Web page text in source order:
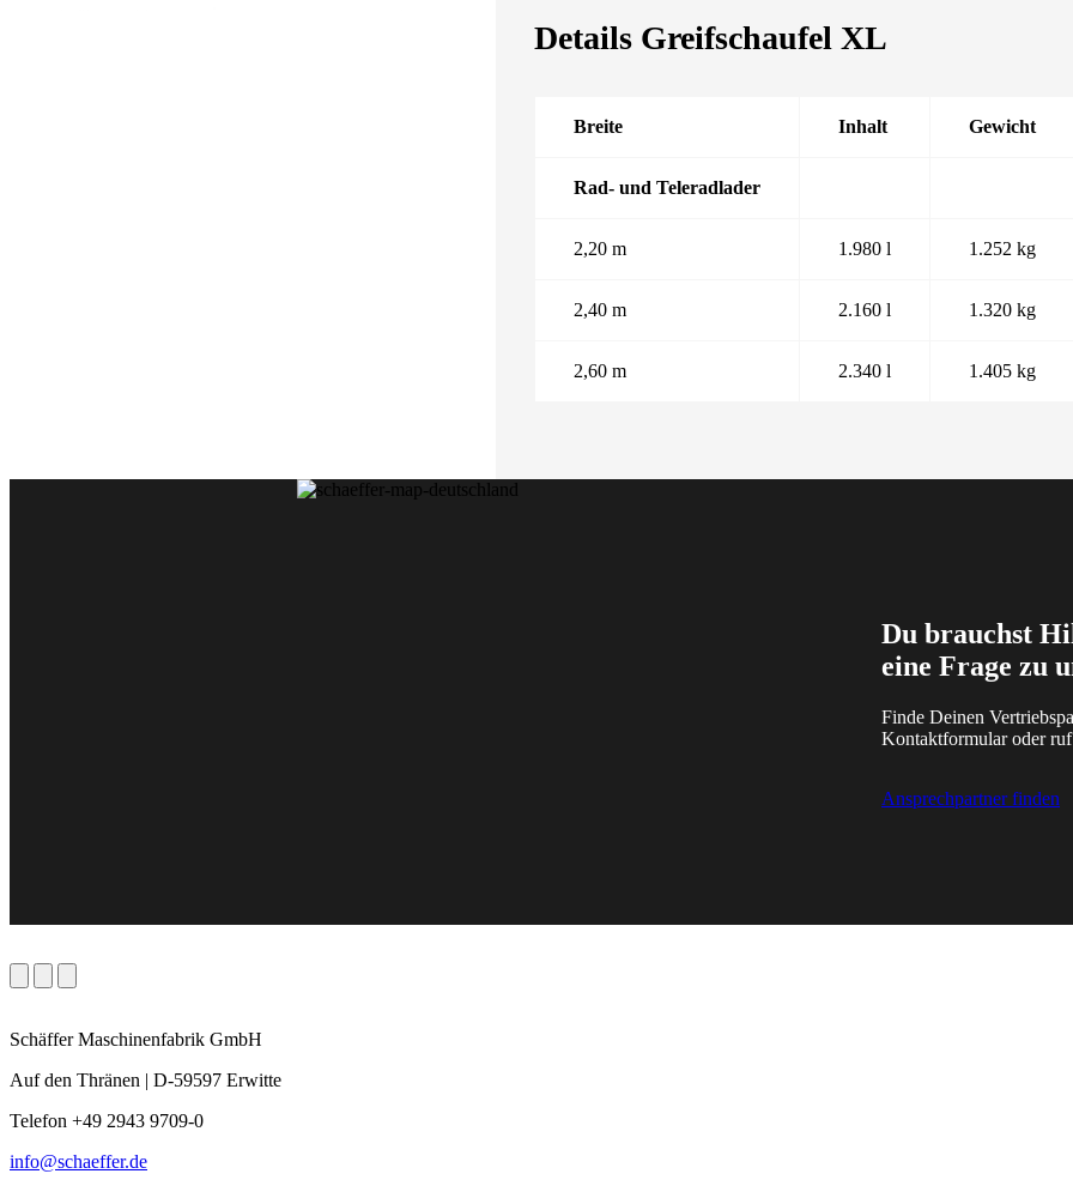
Details Greifschaufel XL
Breite Inhalt Gewicht
Rad- und Teleradlader
2,20 m 1.980 l 1.252 kg
2,40 m 2.160 l 1.320 kg
2,60 m 2.340 l 1.405 kg
Du brauchst
eine Frage zu
Finde Deinen
Kontaktformular oder
Ansprechpartner finden
Schäffer Maschinenfabrik GmbH
Auf den Thränen | D-59597 Erwitte
Telefon +49 2943 9709-0
info@schaeffer.de